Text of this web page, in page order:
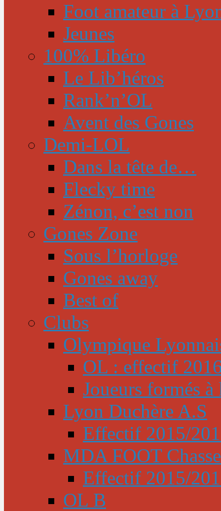
Foot amateur à
Jeunes
100% Libéro
Le Lib’héros
Rank’n’OL
Avent des Gones
Demi-LOL
Dans la tête de…
Flecky time
Zénon, c’est non
Gones Zone
Sous l’horloge
Gones away
Best of
Clubs
Olympique
OL : effectif
Joueurs formés
Lyon Duchère A.S
Effectif 2015/
MDA FOOT
Effectif 2015/
OL B